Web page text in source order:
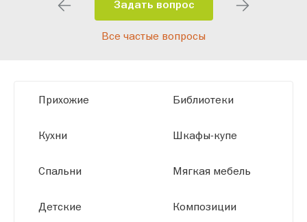
Благодаря современному
высокотехнологичному оборудованию
размерам.
Задать вопрос
Все частые вопросы
Прихожие
Кухни
Спальни
Детские
Библиотеки
Шкафы-купе
Мягкая мебель
Композиции